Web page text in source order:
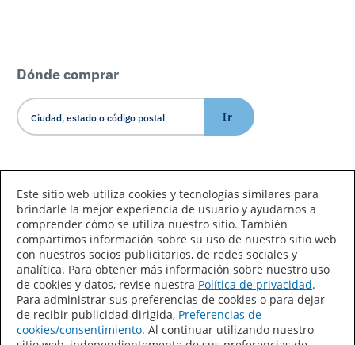
Dónde comprar
Ir
Declaración de accesibilidad
Mapa del sitio
Términos de uso
Privacidad
Este sitio web utiliza cookies y tecnologías similares para
brindarle la mejor experiencia de usuario y ayudarnos a
comprender cómo se utiliza nuestro sitio. También
compartimos información sobre su uso de nuestro sitio web
con nuestros socios publicitarios, de redes sociales y
analítica. Para obtener más información sobre nuestro uso
de cookies y datos, revise nuestra Política de privacidad.
Para administrar sus preferencias de cookies o para dejar
de recibir publicidad dirigida, Preferencias de
cookies/consentimiento. Al continuar utilizando nuestro